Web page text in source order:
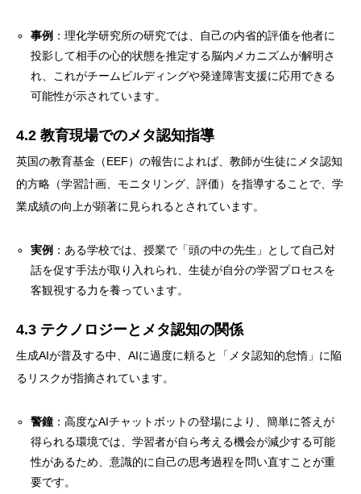
事例 ：理化学研究所の研究では、自己の内省的評価を他者に
投影して相手の心的状態を推定する脳内メカニズムが解明さ
れ、これがチームビルディングや発達障害支援に応用できる
可能性が示されています。
4.2 教育現場でのメタ認知指導
英国の教育基金（EEF）の報告によれば、教師が生徒にメタ認知
的方略（学習計画、モニタリング、評価）を指導することで、学
業成績の向上が顕著に見られるとされています。
実例 ：ある学校では、授業で「頭の中の先生」として自己対
話を促す手法が取り入れられ、生徒が自分の学習プロセスを
客観視する力を養っています。
4.3 テクノロジーとメタ認知の関係
生成AIが普及する中、AIに過度に頼ると「メタ認知的怠惰」に陥
るリスクが指摘されています。
警鐘 ：高度なAIチャットボットの登場により、簡単に答えが
得られる環境では、学習者が自ら考える機会が減少する可能
性があるため、意識的に自己の思考過程を問い直すことが重
要です。